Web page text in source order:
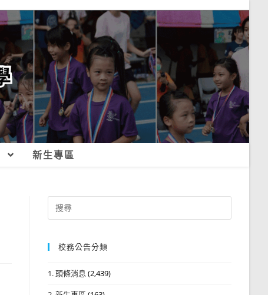
新生專區
Search
for:
校務公告分類
1. 頭條消息 (2,439)